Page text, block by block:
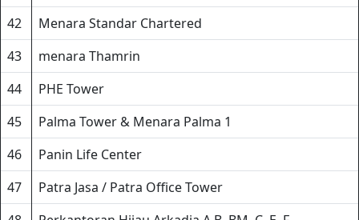
42
Menara Standar Chartered
43
menara Thamrin
44
PHE Tower
45
Palma Tower & Menara Palma 1
46
Panin Life Center
47
Patra Jasa / Patra Office Tower